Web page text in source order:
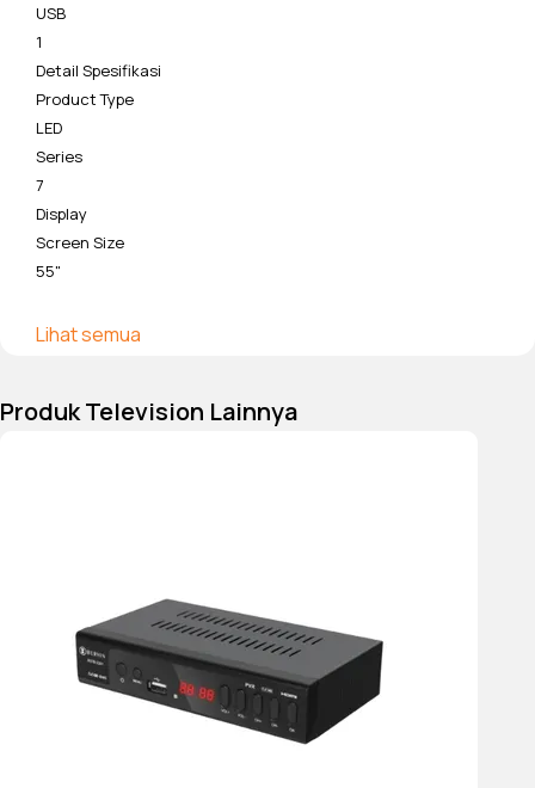
Lihat semua
USB
1
Detail Spesifikasi
Product Type
LED
Series
7
Display
Screen Size
55"
Resolution
Screen Curvature
HDR (High Dynamic Range)
Produk Television Lainnya